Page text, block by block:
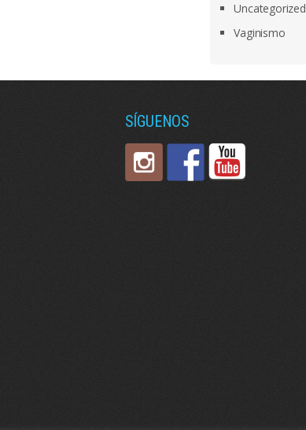
Uncategorized
Vaginismo
SÍGUENOS